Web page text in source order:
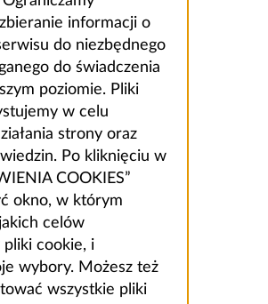
informacji o
do niezbędnego
do świadczenia
poziomie. Pliki
w celu
strony oraz
Po kliknięciu w
COOKIES”
okno, w którym
celów
cookie, i
wybory. Możesz też
wszystkie pliki